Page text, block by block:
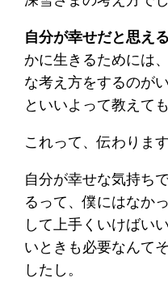
自分が幸せだと思え
かに生きるためには
な考え方をするのが
といいよって教えて
これって、伝わりま
自分が幸せな気持ち
るって、僕にはなか
して上手くいけばい
いときも必要なんて
したし。